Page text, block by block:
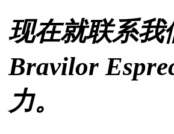
现在就联系我
Bravilor
力。